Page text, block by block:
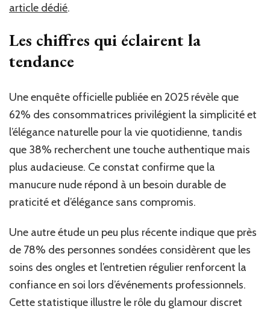
article dédié.
Les chiffres qui éclairent la
tendance
Une enquête officielle publiée en 2025 révèle que
62% des consommatrices privilégient la simplicité et
l’élégance naturelle pour la vie quotidienne, tandis
que 38% recherchent une touche authentique mais
plus audacieuse. Ce constat confirme que la
manucure nude répond à un besoin durable de
praticité et d’élégance sans compromis.
Une autre étude un peu plus récente indique que près
de 78% des personnes sondées considèrent que les
soins des ongles et l’entretien régulier renforcent la
confiance en soi lors d’événements professionnels.
Cette statistique illustre le rôle du glamour discret